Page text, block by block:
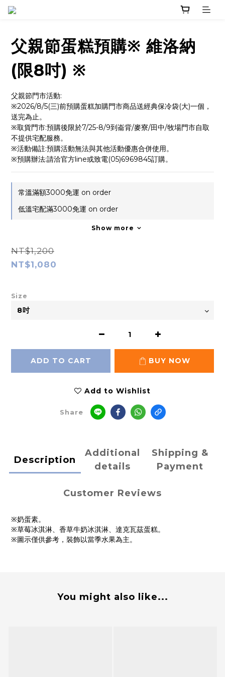
父親節蛋糕預購※ 維洛納
(限8吋) ※
父親節門市活動:
※2026/8/5(三)前預購蛋糕加購門市商品送經典保冷袋(大)一個，
送完為止。
※取貨門市:預購後限於7/25-8/9到崙背/麥寮/田中/牧場門市自取
不提供宅配服務。
※活動備註:預購活動無法與其他活動優惠合併使用。
※預購辦法:請洽官方line或致電(05)6969845訂購。
常溫滿額3000免運 on order
低溫宅配滿3000免運 on order
Show more
NT$1,200
NT$1,080
Size
ADD TO CART BUY NOW
Add to Wishlist
Share
Description
Additional
details
Shipping &
Payment
Customer Reviews
※奶蛋素。
※草莓冰淇淋、香草牛奶冰淇淋、達克瓦茲蛋糕。
※圖示僅供參考，裝飾以當季水果為主。
You might also like...